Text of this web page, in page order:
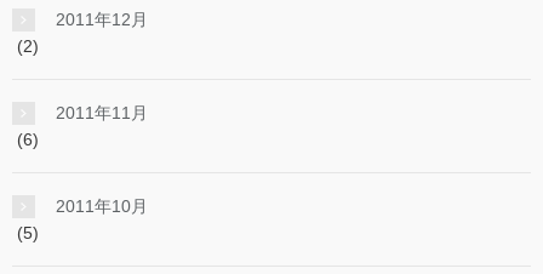
2011年12月
(2)
2011年11月
(6)
2011年10月
(5)